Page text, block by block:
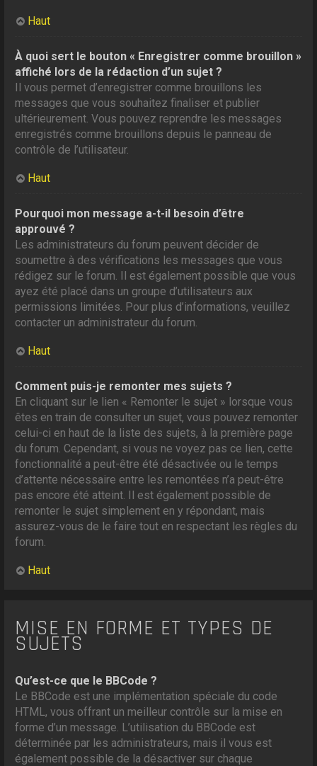
Haut
À quoi sert le bouton « Enregistrer comme brouillon »
affiché lors de la rédaction d’un sujet ?
Il vous permet d’enregistrer comme brouillons les
messages que vous souhaitez finaliser et publier
ultérieurement. Vous pouvez reprendre les messages
enregistrés comme brouillons depuis le panneau de
contrôle de l’utilisateur.
Haut
Pourquoi mon message a-t-il besoin d’être
approuvé ?
Les administrateurs du forum peuvent décider de
soumettre à des vérifications les messages que vous
rédigez sur le forum. Il est également possible que vous
ayez été placé dans un groupe d’utilisateurs aux
permissions limitées. Pour plus d’informations, veuillez
contacter un administrateur du forum.
Haut
Comment puis-je remonter mes sujets ?
En cliquant sur le lien « Remonter le sujet » lorsque vous
êtes en train de consulter un sujet, vous pouvez remonter
celui-ci en haut de la liste des sujets, à la première page
du forum. Cependant, si vous ne voyez pas ce lien, cette
fonctionnalité a peut-être été désactivée ou le temps
d’attente nécessaire entre les remontées n’a peut-être
pas encore été atteint. Il est également possible de
remonter le sujet simplement en y répondant, mais
assurez-vous de le faire tout en respectant les règles du
forum.
Haut
MISE EN FORME ET TYPES DE
SUJETS
Qu’est-ce que le BBCode ?
Le BBCode est une implémentation spéciale du code
HTML, vous offrant un meilleur contrôle sur la mise en
forme d’un message. L’utilisation du BBCode est
déterminée par les administrateurs, mais il vous est
également possible de la désactiver sur chaque